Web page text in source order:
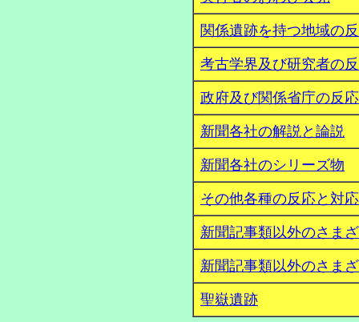
関係遺跡を持つ地域の
考古学界及び研究者の
政府及び関係省庁の反
新聞各社の解説と論説
新聞各社のシリーズ物
その他各種の反応と対応
新聞記事類以外のさま
新聞記事類以外のさま
聖嶽遺跡